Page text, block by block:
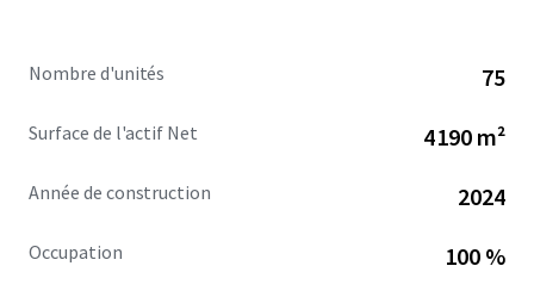
Nombre d'unités 75
Surface de l'actif Net 4 190 m²
Année de construction 2024
Occupation 100 %